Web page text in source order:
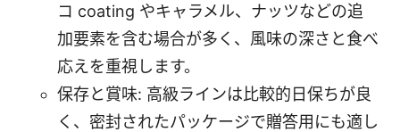
コ coating やキャラメル、ナッツなどの追
加要素を含む場合が多く、風味の深さと食べ
応えを重視します。
保存と賞味: 高級ラインは比較的日保ちが良
く、密封されたパッケージで贈答用にも適し